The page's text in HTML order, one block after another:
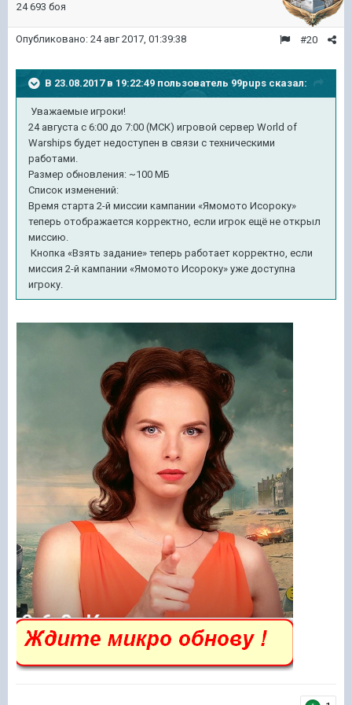
24 693 боя
#20
Опубликовано: 24 авг 2017, 01:39:38
В 23.08.2017 в 19:22:49 пользователь 99pups сказал:
Уважаемые игроки!
24 августа с 6:00 до 7:00 (МСК) игровой сервер World of
Warships будет недоступен в связи с техническими
работами.
Размер обновления: ~100 МБ
Список изменений:
Время старта 2-й миссии кампании «Ямомото Исороку»
теперь отображается корректно, если игрок ещё не открыл
миссию.
Кнопка «Взять задание» теперь работает корректно, если
миссия 2-й кампании «Ямомото Исороку» уже доступна
игроку.